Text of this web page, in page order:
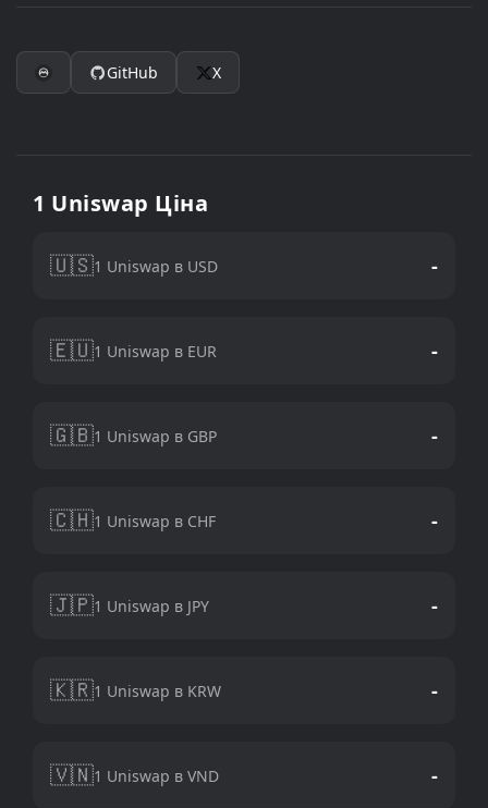
GitHub X
1 Uniswap Ціна
🇺🇸1 Uniswap в USD -
🇪🇺1 Uniswap в EUR -
🇬🇧1 Uniswap в GBP -
🇨🇭1 Uniswap в CHF -
🇯🇵1 Uniswap в JPY -
🇰🇷1 Uniswap в KRW -
🇻🇳1 Uniswap в VND -